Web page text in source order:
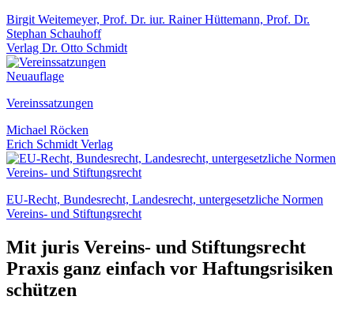
Birgit Weitemeyer, Prof. Dr. iur. Rainer Hüttemann, Prof. Dr.
Stephan Schauhoff
Verlag Dr. Otto Schmidt
Neuauflage
Vereinssatzungen
Michael Röcken
Erich Schmidt Verlag
EU-Recht, Bundesrecht, Landesrecht, untergesetzliche Normen
Vereins- und Stiftungsrecht
Mit juris Vereins- und Stiftungsrecht
Praxis ganz einfach vor Haftungsrisiken
schützen